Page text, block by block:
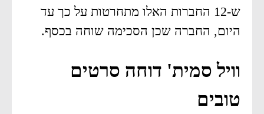
ש-12 החברות האלו מתחרטות על כך עד
היום, החברה שכן הסכימה שוחה בכסף.
וויל סמית' דוחה סרטים
טובים